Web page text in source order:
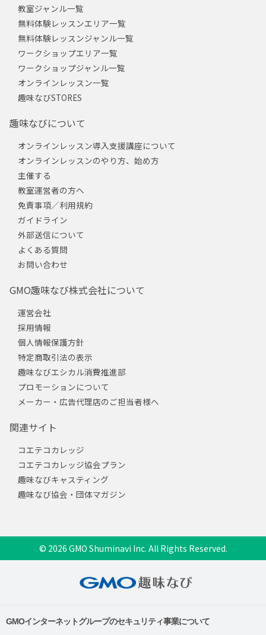
教室ジャンル一覧
無料体験レッスンエリア一覧
無料体験レッスンジャンル一覧
ワークショップエリア一覧
ワークショップジャンル一覧
オンラインレッスン一覧
趣味なびSTORES
趣味なびについて
オンラインレッスン導入支援講座について
オンラインレッスンのやり方、始め方
主催する
教室運営者の方へ
免責事項／利用規約
ガイドライン
外部送信について
よくある質問
お問い合わせ
GMO趣味なび株式会社について
運営会社
採用情報
個人情報保護方針
特定商取引法の表示
趣味なびエシカル消費推進部
プロモーションについて
メーカー・広告代理店のご担当者様へ
関連サイト
コエテコカレッジ
コエテコカレッジ協会プラン
趣味なびキャスティング
趣味なび協会・団体マガジン
© 2026 GMO Shuminavi Inc. All Rights Reserved.